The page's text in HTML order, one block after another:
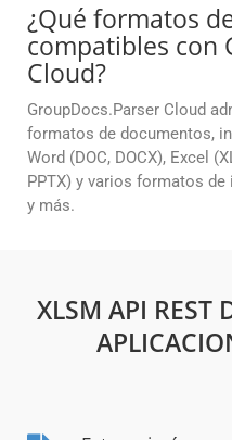
¿Qué formatos
compatibles con
Cloud?
GroupDocs.Parser Cloud
formatos de documentos,
Word (DOC, DOCX), Excel
PPTX) y varios formatos de
y más.
XLSM API REST